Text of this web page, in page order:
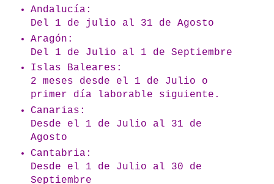
Andalucía:
Del 1 de julio al 31 de Agosto
Aragón:
Del 1 de Julio al 1 de Septiembre
Islas Baleares:
2 meses desde el 1 de Julio o
primer día laborable siguiente.
Canarias:
Desde el 1 de Julio al 31 de
Agosto
Cantabria:
Desde el 1 de Julio al 30 de
Septiembre